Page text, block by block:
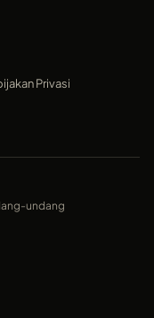
Privasi
undang